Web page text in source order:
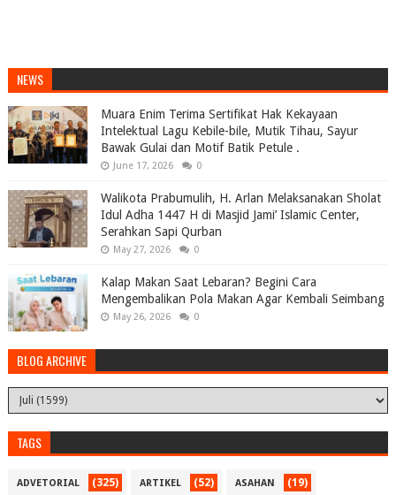
NEWS
Muara Enim Terima Sertifikat Hak Kekayaan
Intelektual Lagu Kebile-bile, Mutik Tihau, Sayur
Bawak Gulai dan Motif Batik Petule .
June 17, 2026 0
Walikota Prabumulih, H. Arlan Melaksanakan Sholat
Idul Adha 1447 H di Masjid Jami’ Islamic Center,
Serahkan Sapi Qurban
May 27, 2026 0
Kalap Makan Saat Lebaran? Begini Cara
Mengembalikan Pola Makan Agar Kembali Seimbang
May 26, 2026 0
BLOG ARCHIVE
TAGS
ADVETORIAL (325) ARTIKEL (52) ASAHAN (19)